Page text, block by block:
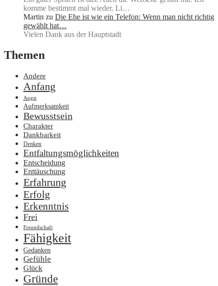
komme bestimmt mal wieder. Li…
Martin zu Die Ehe ist wie ein Telefon: Wenn man nicht richtig
gewählt hat…
Vielen Dank aus der Hauptstadt
Themen
Andere
Anfang
Angst
Aufmerksamkeit
Bewusstsein
Charakter
Dankbarkeit
Denken
Entfaltungsmöglichkeiten
Entscheidung
Enttäuschung
Erfahrung
Erfolg
Erkenntnis
Frei
Freundschaft
Fähigkeit
Gedanken
Gefühle
Glück
Gründe